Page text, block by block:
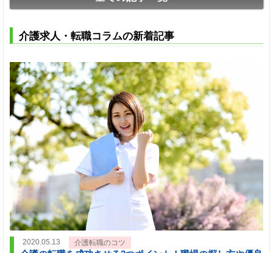
介護求人・転職コラムの新着記事
2020.05.13 介護転職のコツ